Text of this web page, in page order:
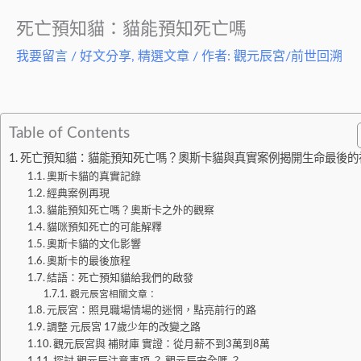
死亡預知貓：貓能預知死亡嗎
我要留言 / 好文分享, 精選文章 / 作者: 觀元辰宮/前世回溯
Table of Contents
死亡預知貓：貓能預知死亡嗎？奧斯卡貓與真實案例揭開生命最後的
奧斯卡貓的真實記錄
經典案例再現
貓能預知死亡嗎？奧斯卡之外的觀察
貓咪預知死亡的可能解釋
奧斯卡貓的文化影響
奧斯卡的最後旅程
結語：死亡預知貓給我們的啟發
觀元辰宮相關文章：
元辰宮：照見職場情場的迷惘，點亮前行的路
調整 元辰宮 17歲少年的改變之路
觀元辰宮與 補財庫 實證：從月薪不到3萬到8萬